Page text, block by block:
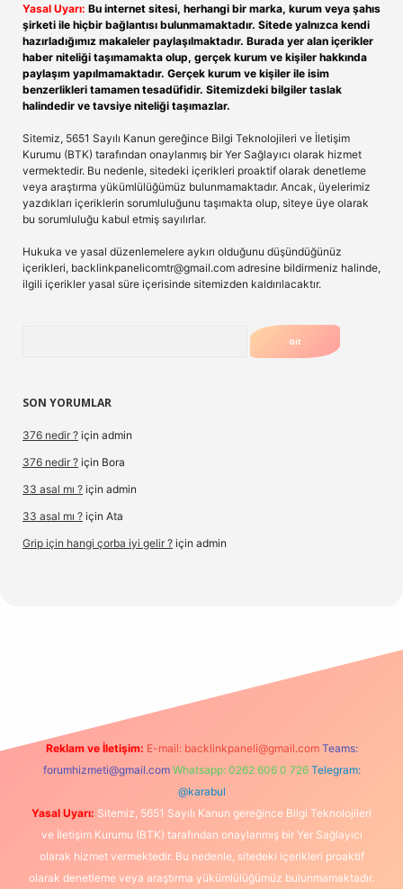
Yasal Uyarı: Bu internet sitesi, herhangi bir marka, kurum veya şahıs
şirketi ile hiçbir bağlantısı bulunmamaktadır. Sitede yalnızca kendi
hazırladığımız makaleler paylaşılmaktadır. Burada yer alan içerikler
haber niteliği taşımamakta olup, gerçek kurum ve kişiler hakkında
paylaşım yapılmamaktadır. Gerçek kurum ve kişiler ile isim
benzerlikleri tamamen tesadüfidir. Sitemizdeki bilgiler taslak
halindedir ve tavsiye niteliği taşımazlar.
Sitemiz, 5651 Sayılı Kanun gereğince Bilgi Teknolojileri ve İletişim
Kurumu (BTK) tarafından onaylanmış bir Yer Sağlayıcı olarak hizmet
vermektedir. Bu nedenle, sitedeki içerikleri proaktif olarak denetleme
veya araştırma yükümlülüğümüz bulunmamaktadır. Ancak, üyelerimiz
yazdıkları içeriklerin sorumluluğunu taşımakta olup, siteye üye olarak
bu sorumluluğu kabul etmiş sayılırlar.
Hukuka ve yasal düzenlemelere aykırı olduğunu düşündüğünüz
içerikleri, backlinkpanelicomtr@gmail.com adresine bildirmeniz halinde,
ilgili içerikler yasal süre içerisinde sitemizden kaldırılacaktır.
SON YORUMLAR
376 nedir ? için admin
376 nedir ? için Bora
33 asal mı ? için admin
33 asal mı ? için Ata
Grip için hangi çorba iyi gelir ? için admin
Reklam ve İletişim: E-mail: backlinkpaneli@gmail.com Teams:
forumhizmeti@gmail.com Whatsapp: 0262 606 0 726 Telegram:
@karabul
Yasal Uyarı: Sitemiz, 5651 Sayılı Kanun gereğince Bilgi Teknolojileri
ve İletişim Kurumu (BTK) tarafından onaylanmış bir Yer Sağlayıcı
olarak hizmet vermektedir. Bu nedenle, sitedeki içerikleri proaktif
olarak denetleme veya araştırma yükümlülüğümüz bulunmamaktadır.